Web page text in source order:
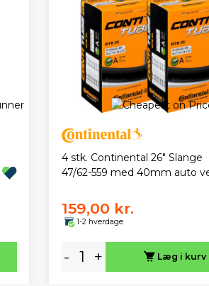
4 stk. Continental 26" Slange
47/62-559 med 40mm auto
159,00 kr.
1-2 hverdage
- + Læg i kurv